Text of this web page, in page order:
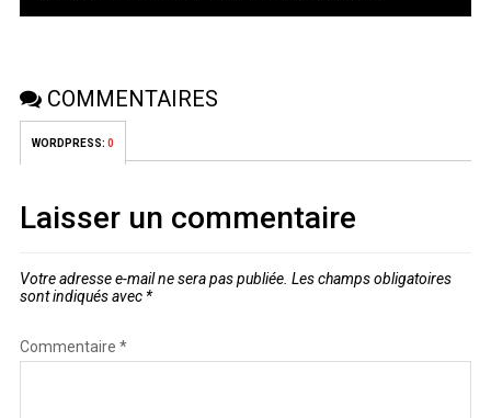
COMMENTAIRES
WORDPRESS: 0
Laisser un commentaire
Votre adresse e-mail ne sera pas publiée. Les champs obligatoires
sont indiqués avec *
Commentaire *